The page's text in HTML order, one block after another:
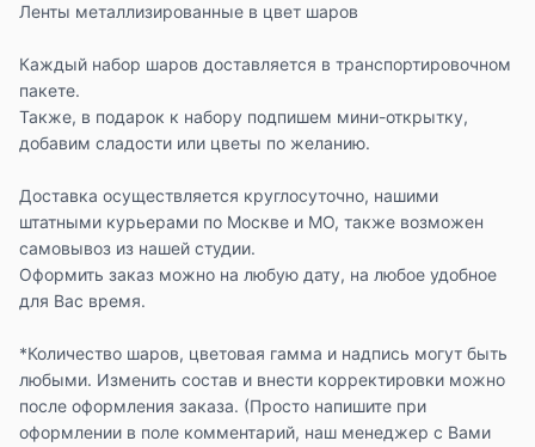
Ленты металлизированные в цвет шаров
Каждый набор шаров доставляется в транспортировочном
пакете.
Также, в подарок к набору подпишем мини-открытку,
добавим сладости или цветы по желанию.
Доставка осуществляется круглосуточно, нашими
штатными курьерами по Москве и МО, также возможен
самовывоз из нашей студии.
Оформить заказ можно на любую дату, на любое удобное
для Вас время.
*Количество шаров, цветовая гамма и надпись могут быть
любыми. Изменить состав и внести корректировки можно
после оформления заказа. (Просто напишите при
оформлении в поле комментарий, наш менеджер с Вами